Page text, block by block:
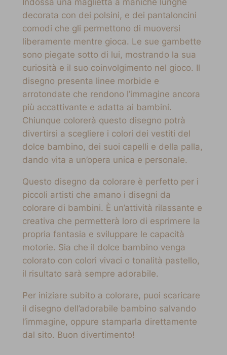
Indossa una maglietta a maniche lunghe
decorata con dei polsini, e dei pantaloncini
comodi che gli permettono di muoversi
liberamente mentre gioca. Le sue gambette
sono piegate sotto di lui, mostrando la sua
curiosità e il suo coinvolgimento nel gioco. Il
disegno presenta linee morbide e
arrotondate che rendono l’immagine ancora
più accattivante e adatta ai bambini.
Chiunque colorerà questo disegno potrà
divertirsi a scegliere i colori dei vestiti del
dolce bambino, dei suoi capelli e della palla,
dando vita a un’opera unica e personale.
Questo disegno da colorare è perfetto per i
piccoli artisti che amano i disegni da
colorare di bambini. È un’attività rilassante e
creativa che permetterà loro di esprimere la
propria fantasia e sviluppare le capacità
motorie. Sia che il dolce bambino venga
colorato con colori vivaci o tonalità pastello,
il risultato sarà sempre adorabile.
Per iniziare subito a colorare, puoi scaricare
il disegno dell’adorabile bambino salvando
l’immagine, oppure stamparla direttamente
dal sito. Buon divertimento!